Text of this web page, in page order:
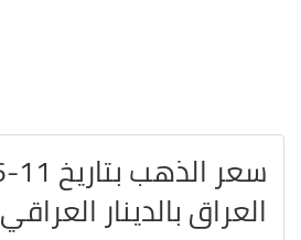
العراق بالدينار العراقي